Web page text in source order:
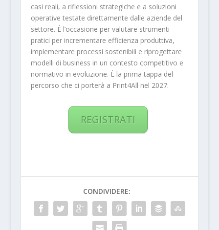
casi reali, a riflessioni strategiche e a soluzioni
operative testate direttamente dalle aziende del
settore. È l’occasione per valutare strumenti
pratici per incrementare efficienza produttiva,
implementare processi sostenibili e riprogettare
modelli di business in un contesto competitivo e
normativo in evoluzione. È la prima tappa del
percorso che ci porterà a Print4All nel 2027.
REGISTRATI
CONDIVIDERE: